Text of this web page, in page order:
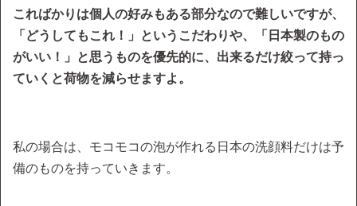
こればかりは個人の好みもある部分なので難しいですが、
「どうしてもこれ！」というこだわりや、「日本製のもの
がいい！」と思うものを優先的に、出来るだけ絞って持っ
ていくと荷物を減らせますよ。
私の場合は、モコモコの泡が作れる日本の洗顔料だけは予
備のものを持っていきます。